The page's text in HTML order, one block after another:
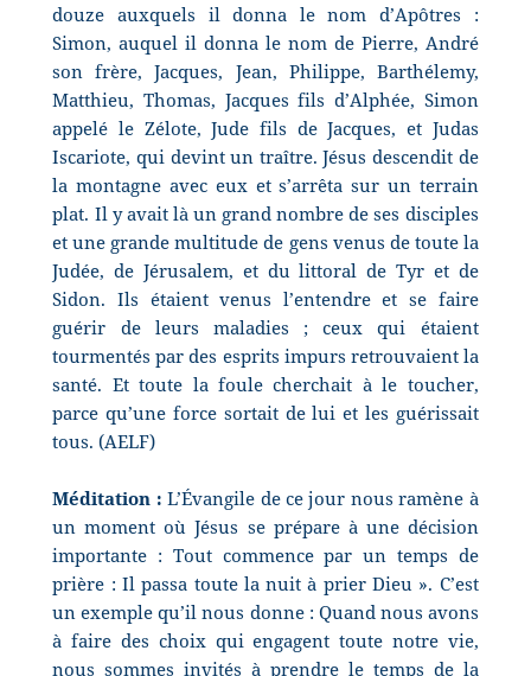
douze auxquels il donna le nom d’Apôtres :
Simon, auquel il donna le nom de Pierre, André
son frère, Jacques, Jean, Philippe, Barthélemy,
Matthieu, Thomas, Jacques fils d’Alphée, Simon
appelé le Zélote, Jude fils de Jacques, et Judas
Iscariote, qui devint un traître. Jésus descendit de
la montagne avec eux et s’arrêta sur un terrain
plat. Il y avait là un grand nombre de ses disciples
et une grande multitude de gens venus de toute la
Judée, de Jérusalem, et du littoral de Tyr et de
Sidon. Ils étaient venus l’entendre et se faire
guérir de leurs maladies ; ceux qui étaient
tourmentés par des esprits impurs retrouvaient la
santé. Et toute la foule cherchait à le toucher,
parce qu’une force sortait de lui et les guérissait
tous. (AELF)
Méditation : L’Évangile de ce jour nous ramène à
un moment où Jésus se prépare à une décision
importante : Tout commence par un temps de
prière : Il passa toute la nuit à prier Dieu ». C’est
un exemple qu’il nous donne : Quand nous avons
à faire des choix qui engagent toute notre vie,
nous sommes invités à prendre le temps de la